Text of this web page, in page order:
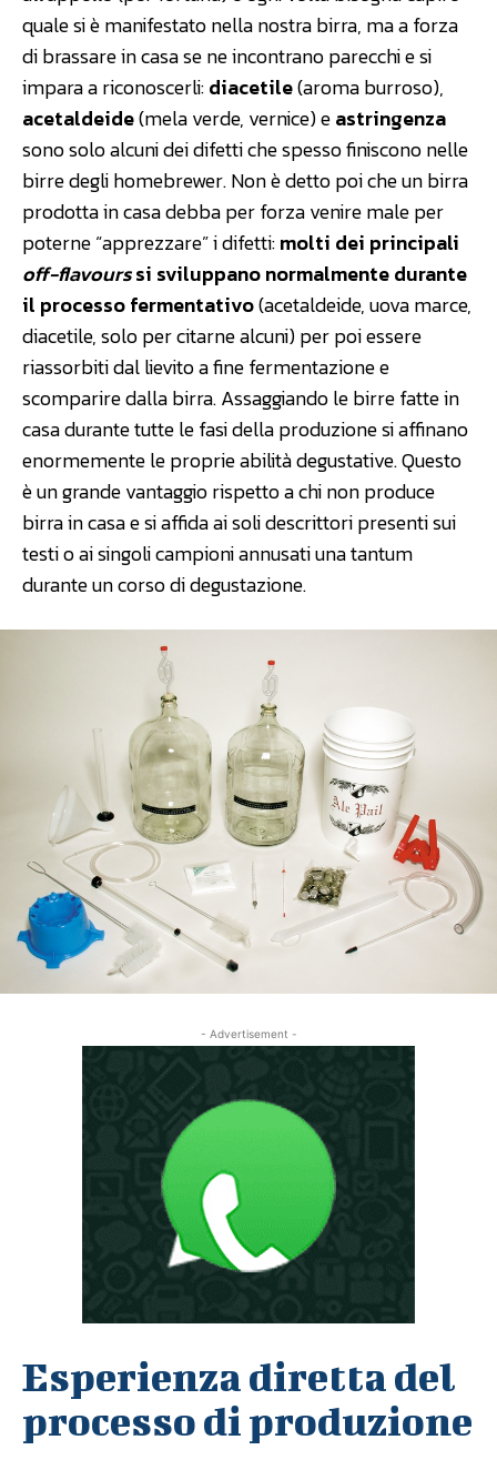
quale si è manifestato nella nostra birra, ma a forza
di brassare in casa se ne incontrano parecchi e si
impara a riconoscerli:diacetile(aroma burroso),
acetaldeide(mela verde, vernice) eastringenza
sono solo alcuni dei difetti che spesso finiscono nelle
birre degli homebrewer. Non è detto poi che un birra
prodotta in casa debba per forza venire male per
poterne “apprezzare” i difetti:molti dei principali
off-flavourssi sviluppano normalmente durante
il processo fermentativo(acetaldeide, uova marce,
diacetile, solo per citarne alcuni) per poi essere
riassorbiti dal lievito a fine fermentazione e
scomparire dalla birra. Assaggiando le birre fatte in
casa durante tutte le fasi della produzione si affinano
enormemente le proprie abilità degustative. Questo
è un grande vantaggio rispetto a chi non produce
birra in casa e si affida ai soli descrittori presenti sui
testi o ai singoli campioni annusati una tantum
durante un corso di degustazione.
- Advertisement -
Esperienza diretta del
processo di produzione